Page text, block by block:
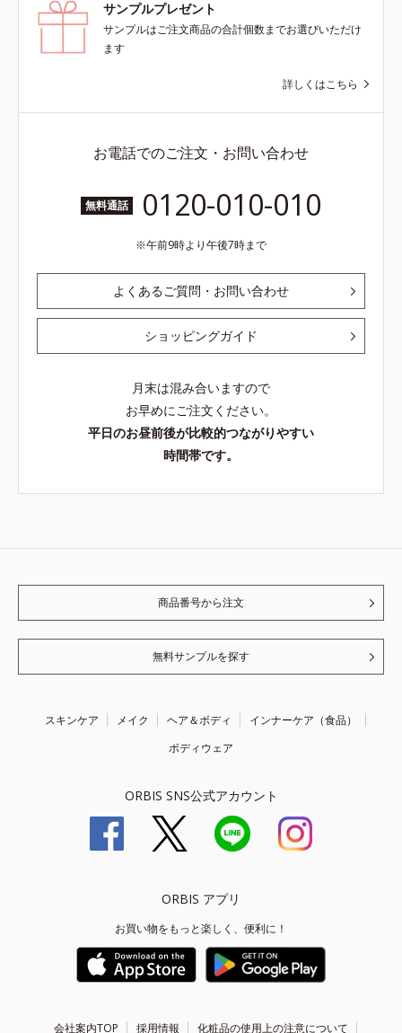
サンプルプレゼント
サンプルはご注文商品の合計個数までお選びいただけ
ます
詳しくはこちら
お電話でのご注文・お問い合わせ
無料通話 0120-010-010
午前9時より午後7時まで
よくあるご質問・お問い合わせ
ショッピングガイド
月末は混み合いますので
お早めにご注文ください。
平日のお昼前後が比較的つながりやすい
時間帯です。
商品番号から注文
無料サンプルを探す
スキンケア メイク ヘア＆ボディ
インナーケア（食品）
ボディウェア
ORBIS SNS公式アカウント
ORBIS アプリ
お買い物をもっと楽しく、便利に！
会社案内TOP 採用情報 化粧品の使用上の注意について